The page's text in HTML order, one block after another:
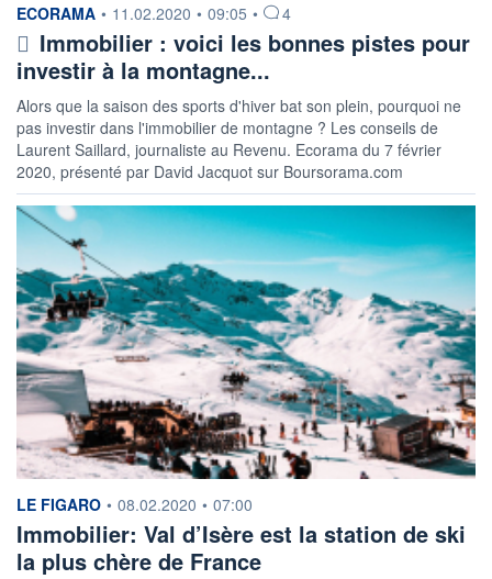
information fournie par
ECORAMA • 11.02.2020 • 09:05 • 4
Immobilier : voici les bonnes pistes pour
investir à la montagne...
Alors que la saison des sports d'hiver bat son plein, pourquoi ne
pas investir dans l'immobilier de montagne ? Les conseils de
Laurent Saillard, journaliste au Revenu. Ecorama du 7 février
2020, présenté par David Jacquot sur Boursorama.com
information fournie par
LE FIGARO • 08.02.2020 • 07:00
Immobilier: Val d’Isère est la station de ski
la plus chère de France